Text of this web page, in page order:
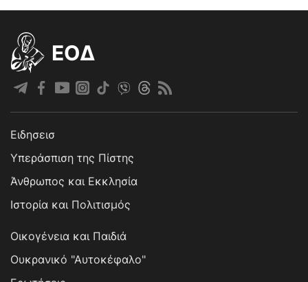
EOΔ
Ειδησεισ
Υπεράσπιση της Πίστης
Άνθρωπος και Εκκλησία
Ιστορία και Πολιτισμός
Οικογένεια και Παιδιά
Ουκρανικό "Αυτοκέφαλο"